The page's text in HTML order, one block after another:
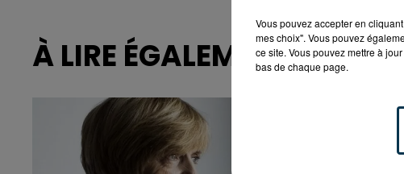
À LIRE ÉGALEMENT
Vous pouvez accepter en
mes choix". Vous pouvez
ce site. Vous pouvez mettre à
bas de chaque page.